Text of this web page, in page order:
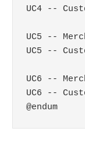
UC4 --
UC5 --
UC5 --
UC6 --
UC6 --
@endum